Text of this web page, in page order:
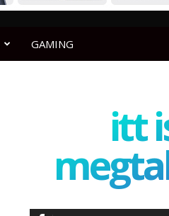
GAMING
itt